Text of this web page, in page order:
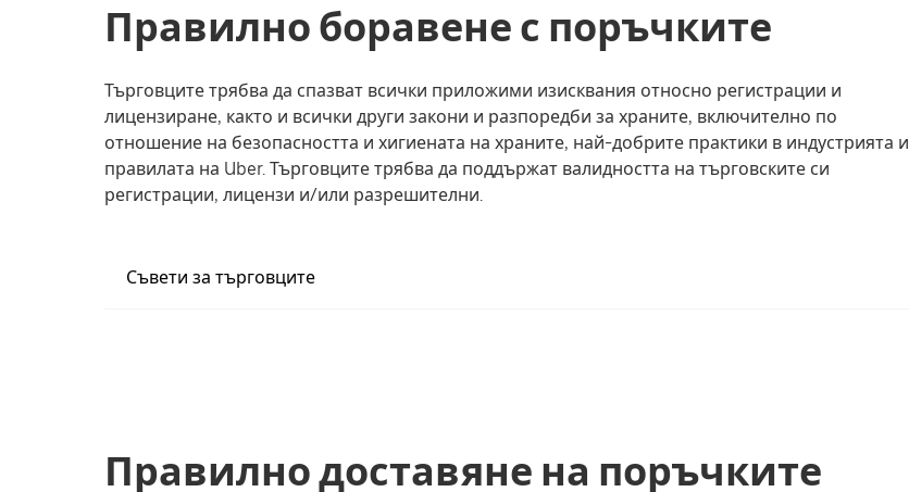
Правилно боравене с поръчките
Търговците трябва да спазват всички приложими изисквания относно регистрации и
лицензиране, както и всички други закони и разпоредби за храните, включително по
отношение на безопасността и хигиената на храните, най-добрите практики в индустрията и
правилата на Uber. Търговците трябва да поддържат валидността на търговските си
регистрации, лицензи и/или разрешителни.
Съвети за търговците
Правилно доставяне на поръчките